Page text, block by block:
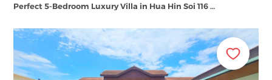
Perfect 5-Bedroom Luxury Villa in Hua Hin Soi 116 …